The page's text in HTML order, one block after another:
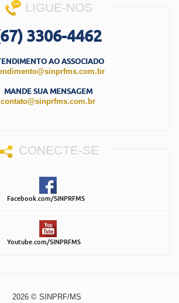
LIGUE-NOS
3306-4462
AO ASSOCIADO
MANDE SUA MENSAGEM
contato@sinprfms.com.br
CONECTE-SE
Facebook.com/SINPRFMS
Youtube.com/SINPRFMS
2026 © SINPRF/MS